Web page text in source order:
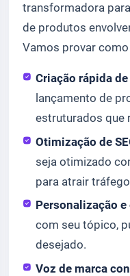
transformadora
de produtos
Vamos provar
Criação rápida
lançamento de
estruturados que
Otimização de
seja otimizado
para atrair
Personalização
com seu tópico,
desejado.
Voz de marca